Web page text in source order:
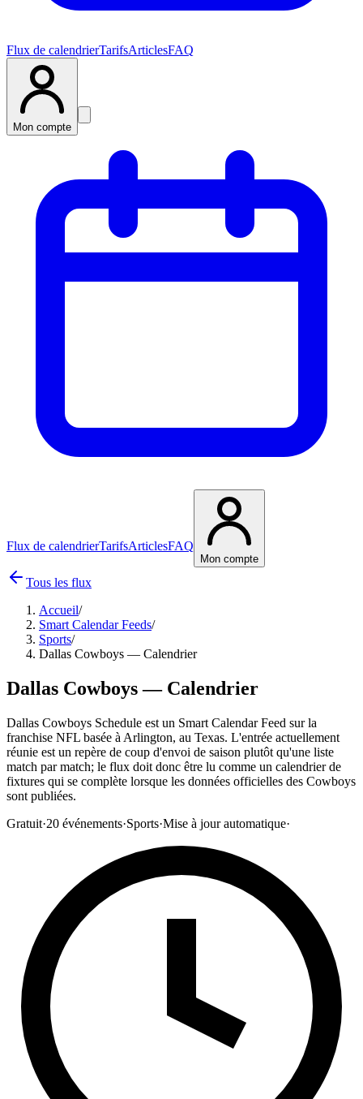
Flux de calendrierTarifsArticlesFAQ
Mon compte
Flux de calendrierTarifsArticlesFAQ
Mon compte
Tous les flux
Accueil/
Smart Calendar Feeds/
Sports/
Dallas Cowboys — Calendrier
Dallas Cowboys — Calendrier
Dallas Cowboys Schedule est un Smart Calendar Feed sur la
franchise NFL basée à Arlington, au Texas. L'entrée actuellement
réunie est un repère de coup d'envoi de saison plutôt qu'une liste
match par match; le flux doit donc être lu comme un calendrier de
fixtures qui se complète lorsque les données officielles des Cowboys
sont publiées.
Gratuit·20 événements·Sports·Mise à jour automatique·